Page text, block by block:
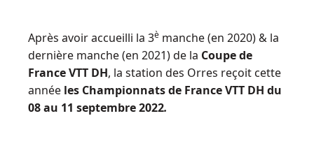
Après avoir accueilli la 3è manche (en 2020) & la
dernière manche (en 2021) de la Coupe de
France VTT DH, la station des Orres reçoit cette
année les Championnats de France VTT DH du
08 au 11 septembre 2022.